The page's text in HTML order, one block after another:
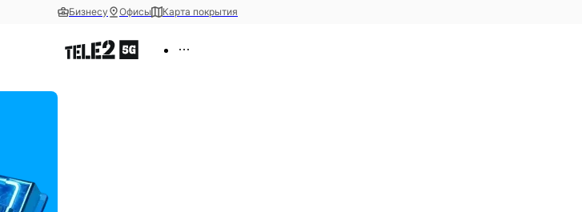
Бизнесу Офисы Карта покрытия